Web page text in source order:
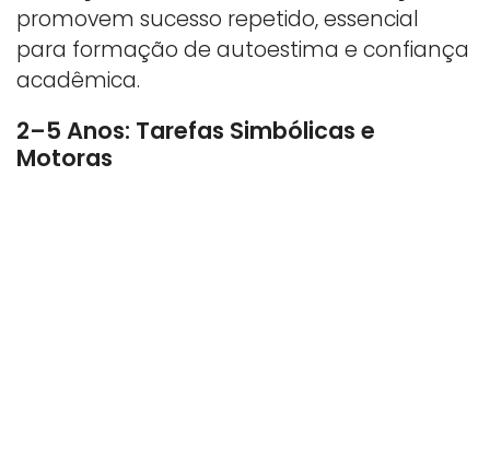
promovem sucesso repetido, essencial
para formação de autoestima e confiança
acadêmica.
2–5 Anos: Tarefas Simbólicas e
Motoras